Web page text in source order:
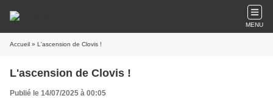
MENU
Accueil » L'ascension de Clovis !
L'ascension de Clovis !
Publié le 14/07/2025 à 00:05